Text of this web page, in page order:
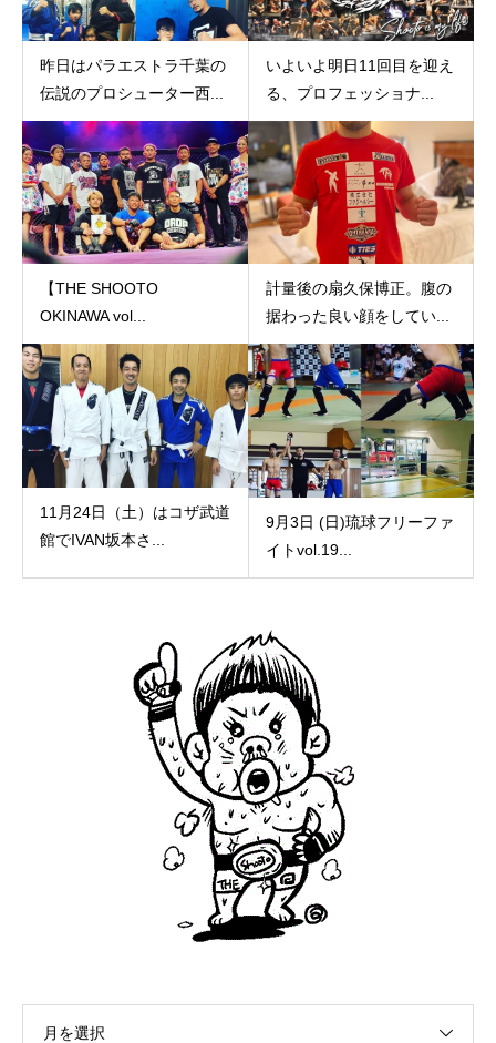
昨日はパラエストラ千葉の
伝説のプロシューター西...
いよいよ明日11回目を迎え
る、プロフェッショナ...
【THE SHOOTO
OKINAWA vol...
計量後の扇久保博正。腹の
据わった良い顔をしてい...
11月24日（土）はコザ武道
館でIVAN坂本さ...
9月3日 (日)琉球フリーファ
イトvol.19...
月を選択